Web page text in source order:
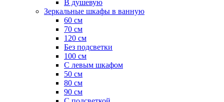
В душевую
Зеркальные шкафы в ванную
60 см
70 см
120 см
Без подсветки
100 см
С левым шкафом
50 см
80 см
90 см